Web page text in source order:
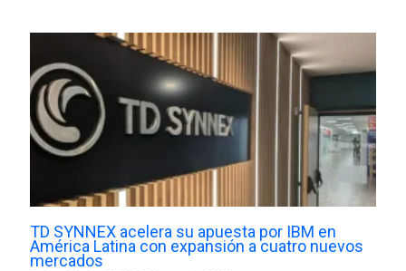
TD SYNNEX acelera su apuesta por IBM en
América Latina con expansión a cuatro nuevos
mercados